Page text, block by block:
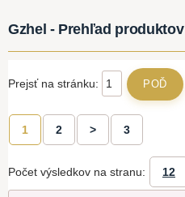
Gzhel - Prehľad produktov
Prejsť na stránku:
1 2 > 3
Počet výsledkov na stranu: 12